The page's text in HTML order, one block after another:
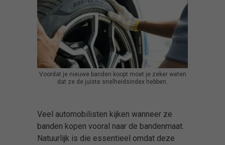
Voordat je nieuwe banden koopt moet je zeker weten
dat ze de juiste snelheidsindex hebben.
Veel automobilisten kijken wanneer ze
banden kopen vooral naar de bandenmaat.
Natuurlijk is die essentieel omdat deze